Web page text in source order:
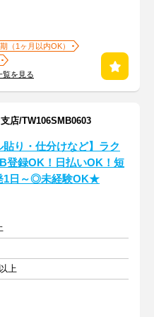
（1ヶ月以内OK）
覧を見る
店/TW106SMB0603
貼り・仕分けなど】ラク
登録OK！日払いOK！短
1日～◎未経験OK★
上